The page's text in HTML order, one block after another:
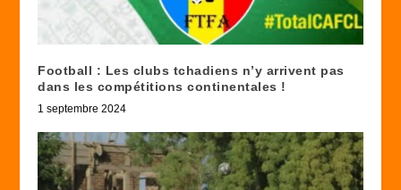
Football : Les clubs tchadiens n’y arrivent pas
dans les compétitions continentales !
1 septembre 2024